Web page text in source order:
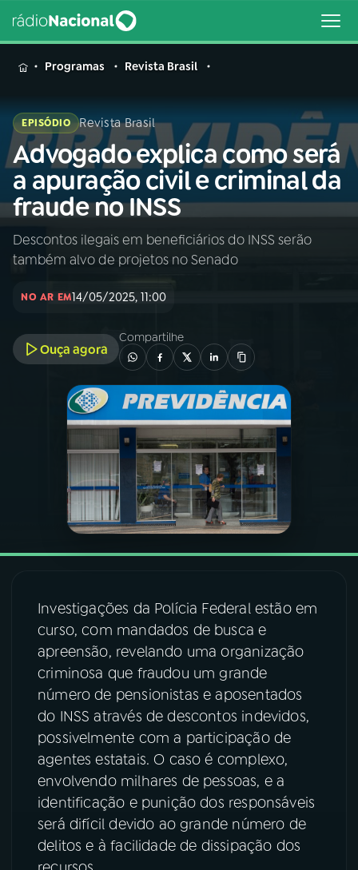
MENU
Buscar
na
Rádio
Nacional
Buscar
AO VIVO
INÍCIO
A RÁDIO
PROGRAMAÇÃO
PROGRAMAS
PODCASTS
06VIDEOCASTS
07ÚLTIMAS
08FESTIVAL DE MÚSICA
ACOMPANHE A RÁDIO NACIONAL
YouTube Facebook
Instagram X
TikTok
Programas Revista Brasil
EPISÓDIO Revista Brasil
Advogado explica como será
a apuração civil e criminal da
fraude no INSS
Descontos ilegais em beneficiários do INSS serão
também alvo de projetos no Senado
NO AR EM14/05/2025, 11:00
Ouça agora
Compartilhe
Investigações da Polícia Federal estão em
curso, com mandados de busca e
apreensão, revelando uma organização
criminosa que fraudou um grande
número de pensionistas e aposentados
do INSS através de descontos indevidos,
possivelmente com a participação de
agentes estatais. O caso é complexo,
envolvendo milhares de pessoas, e a
identificação e punição dos responsáveis
será difícil devido ao grande número de
delitos e à facilidade de dissipação dos